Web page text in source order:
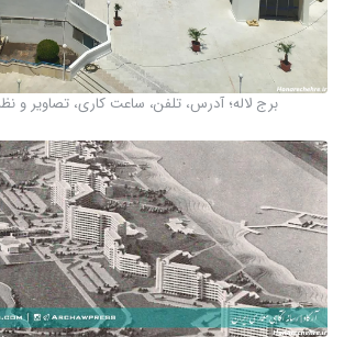
برج لاله؛ آدرس، تلفن، ساعت کاری، تصاویر و